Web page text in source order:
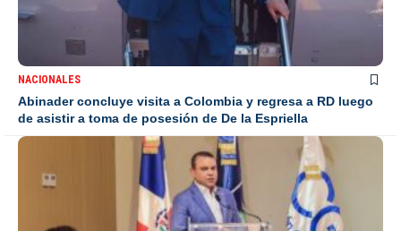
NACIONALES
Abinader concluye visita a Colombia y regresa a RD luego
de asistir a toma de posesión de De la Espriella